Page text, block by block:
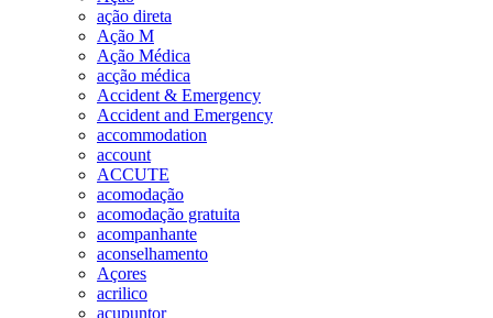
ação direta
Ação M
Ação Médica
acção médica
Accident & Emergency
Accident and Emergency
accommodation
account
ACCUTE
acomodação
acomodação gratuita
acompanhante
aconselhamento
Açores
acrilico
acupuntor